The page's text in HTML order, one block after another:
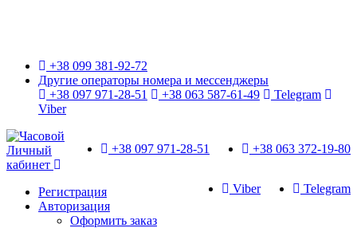
+38 099 381-92-72
Другие операторы номера и мессенджеры
+38 097 971-28-51
+38 063 587-61-49
Telegram
Viber
+38 063 372-19-80
+38 097 971-28-51
Telegram
Viber
Личный
кабинет
Регистрация
Авторизация
Оформить заказ